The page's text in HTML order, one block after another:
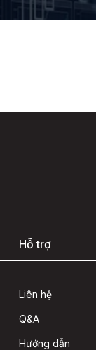
Hỗ trợ
Liên hệ
Q&A
Hướng dẫn